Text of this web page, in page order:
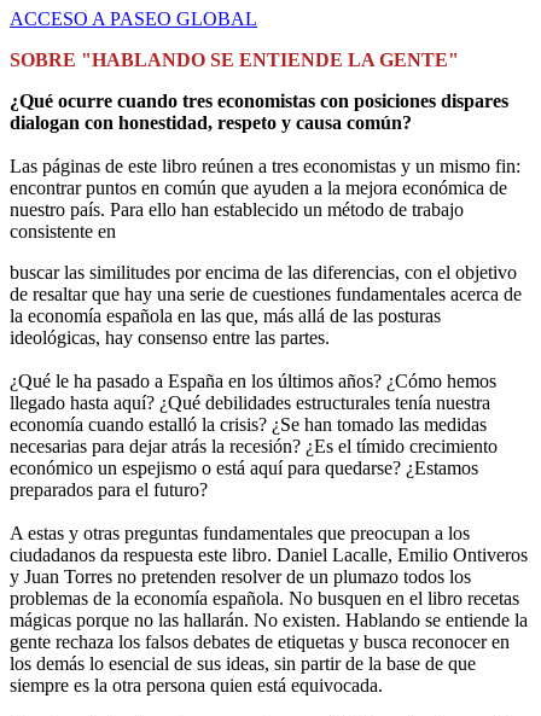
ACCESO A PASEO GLOBAL
SOBRE "HABLANDO SE ENTIENDE LA GENTE"
¿Qué ocurre cuando tres economistas con posiciones dispares
dialogan con honestidad, respeto y causa común?
Las páginas de este libro reúnen a tres economistas y un mismo fin:
encontrar puntos en común que ayuden a la mejora económica de
nuestro país. Para ello han establecido un método de trabajo
consistente en
buscar las similitudes por encima de las diferencias, con el objetivo
de resaltar que hay una serie de cuestiones fundamentales acerca de
la economía española en las que, más allá de las posturas
ideológicas, hay consenso entre las partes.
¿Qué le ha pasado a España en los últimos años? ¿Cómo hemos
llegado hasta aquí? ¿Qué debilidades estructurales tenía nuestra
economía cuando estalló la crisis? ¿Se han tomado las medidas
necesarias para dejar atrás la recesión? ¿Es el tímido crecimiento
económico un espejismo o está aquí para quedarse? ¿Estamos
preparados para el futuro?
A estas y otras preguntas fundamentales que preocupan a los
ciudadanos da respuesta este libro. Daniel Lacalle, Emilio Ontiveros
y Juan Torres no pretenden resolver de un plumazo todos los
problemas de la economía española. No busquen en el libro recetas
mágicas porque no las hallarán. No existen. Hablando se entiende la
gente rechaza los falsos debates de etiquetas y busca reconocer en
los demás lo esencial de sus ideas, sin partir de la base de que
siempre es la otra persona quien está equivocada.